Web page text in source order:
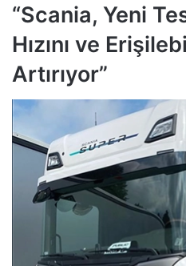
“Scania, Yeni
Hızını ve
Artırıyor”